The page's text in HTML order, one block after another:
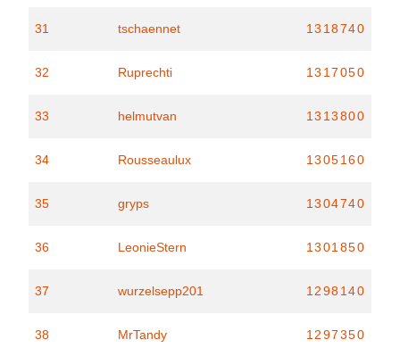
31 tschaennet 1318740
32 Ruprechti 1317050
33 helmutvan 1313800
34 Rousseaulux 1305160
35 gryps 1304740
36 LeonieStern 1301850
37 wurzelsepp201 1298140
38 MrTandy 1297350